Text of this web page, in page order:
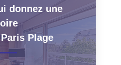
donnez une
Plage